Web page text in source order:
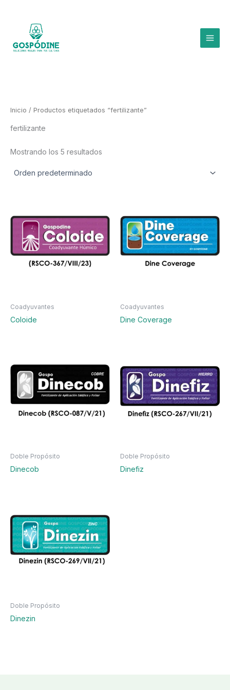
contenido
Inicio / Productos etiquetados “fertilizante”
fertilizante
Mostrando los 5 resultados
Coadyuvantes
Coloide
Coadyuvantes
Dine Coverage
Doble Propósito
Dinecob
Doble Propósito
Dinefiz
Doble Propósito
Dinezin